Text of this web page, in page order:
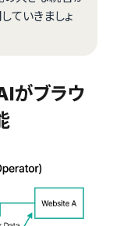
ていきましょ
がブラウ